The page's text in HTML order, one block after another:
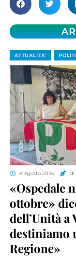
ATTUALITA'
8 Agosto 2026 di
«Ospedale
ottobre»
dell’Unità a
destiniamo
Regione»